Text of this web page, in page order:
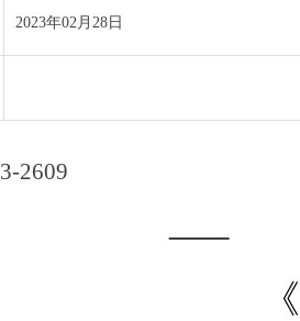
2023年02月28日
3-2609
《